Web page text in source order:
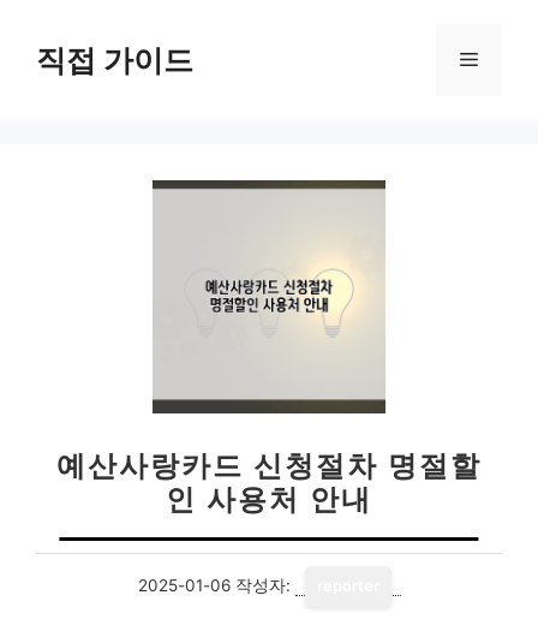
직접 가이드 메
예산사랑카드 신청절차 명절할
인 사용처 안내
2025-01-06 작성자: